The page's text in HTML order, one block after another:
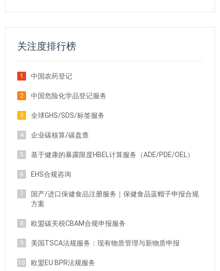
关注度排行榜
1 中国农药登记
2 中国危险化学品登记服务
3 全球GHS/SDS/标签服务
4 企业碳核算/碳盘查
5 基于健康的暴露限度HBEL计算服务（ADE/PDE/OEL）
6 EHS合规咨询
7
国产/进口保健食品注册服务｜保健食品蓝帽子申报合规
方案
8 欧盟碳关税CBAM合规申报服务
9 美国TSCA法规服务：现有物质管理与新物质申报
10 欧盟EU BPR法规服务